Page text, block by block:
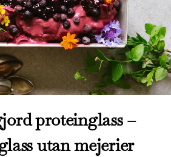
proteinglass –
utan mejerier